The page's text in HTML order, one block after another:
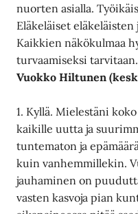
nuorten asialla.
Eläkeläiset
Kaikkien näkökulmaa
turvaamiseksi tarvitaan.
Vuokko Hiltunen
1. Kyllä. Mielestäni
kaikille uutta ja
tuntematon ja
kuin vanhemmillekin.
jauhaminen on
vasten kasvoja pian